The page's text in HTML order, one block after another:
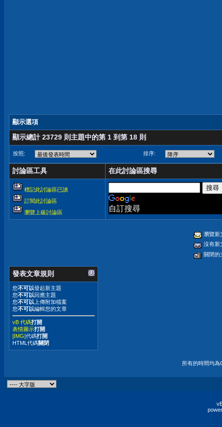
顯示選項
顯示總計 23729 則主題中的第 1 到第 18 則
按照: 排序:
討論區工具 在此討論區搜尋
標記此討論區已讀
訂閱此討論區
瀏覽上級討論區
自訂搜尋
瀏覽新
沒有新
關閉的
發表文章規則
您不可以發起新主題
您不可以回應主題
您不可以 上傳附加檔案
您不可以編輯您的文章
vB 代碼打開
表情圖示打開
[IMG]代碼打開
HTML代碼關閉
所有的時間均為